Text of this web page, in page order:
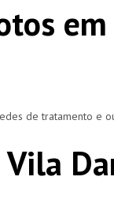
de tratamento e